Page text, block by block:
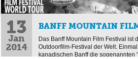
13
Jan
2014
BANFF MOUNTAIN
Das Banff Mountain Film Festival ist
Outdoorfilm-Festival der Welt.
kanadischen Banff die sogenannten